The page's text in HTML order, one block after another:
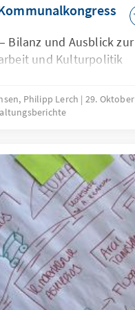
Bilanz und Ausblick zur
und Kulturpolitik
Philipp Lerch
29. Oktober